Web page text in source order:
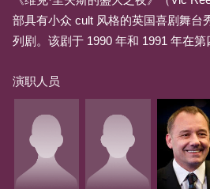
部具有小众 cult 风格的英国喜剧舞台
列剧。该剧于 1990 年和 1991 年在
（Vic Reeves，真名吉姆·莫伊尔（
（Bob Mortimer）合作的开端，也开
c and Bob）的喜剧双人组合时代。
国……
演职人员